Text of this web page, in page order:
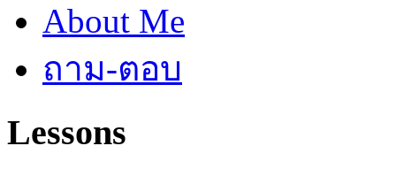
About Me
ถาม-ตอบ
Lessons